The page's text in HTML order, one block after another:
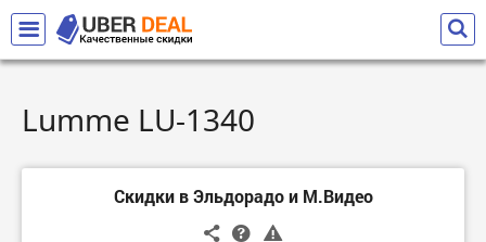
Lumme LU-1340
Скидки в Эльдорадо и М.Видео